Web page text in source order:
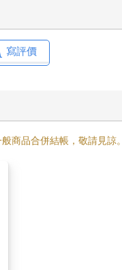
寫評價
商品合併結帳，敬請見諒。